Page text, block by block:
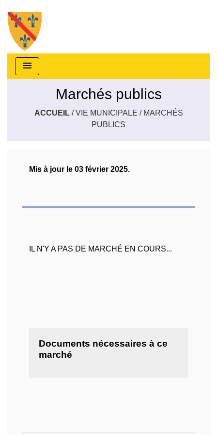
menu
Marchés publics
ACCUEIL/VIE MUNICIPALE / MARCHÉS
PUBLICS
Mis à jour le 03 février 2025.
IL N'Y A PAS DE MARCHÉ EN COURS...
Documents nécessaires à ce
marché